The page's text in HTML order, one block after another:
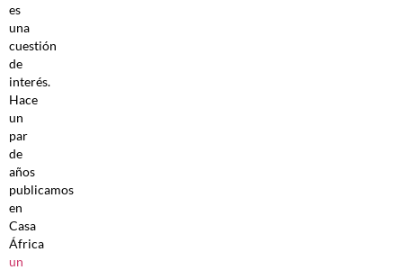
es
una
cuestión
de
interés.
Hace
un
par
de
años
publicamos
en
Casa
África
un